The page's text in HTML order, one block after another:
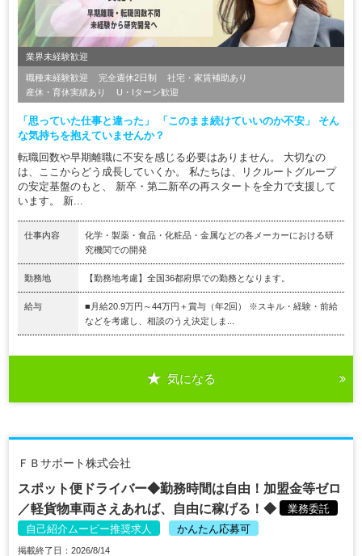
業界未経験歓迎
職種未経験歓迎 完全週休2日制
社宅・家賃補助あり
産休・育休実績あり
U・Iターン歓迎
「思っていた仕事と違った」 「このまま続けていいのか不安」 そん
な気持ちを抱えていませんか？
転職回数や早期離職に不安を感じる必要はありません。 大切なの
は、ここからどう成長していくか。 私たちは、リクルートグループ
の安定基盤のもと、 新卒・第二新卒の再スタートを全力で支援して
います。 新...
仕事内容
化学・製薬・食品・化粧品・金属などの各メーカーにおける研
究機関での開発
勤務地 【勤務地考慮】全国36都府県での勤務となります。
給与
■月給20.9万円～44万円＋賞与（年2回） ※スキル・経験・前給
などを考慮し、相談のうえ決定しま...
気になる
ＦＢサポート株式会社
スポット便ドライバー◆勤務時間は自由！加盟金等ゼロ
／軽貨物車両さえあれば、自由に稼げる！◆
業務委託
自己紹介ムービー推奨求人
かんたん応募可
掲載終了日：2026/8/14